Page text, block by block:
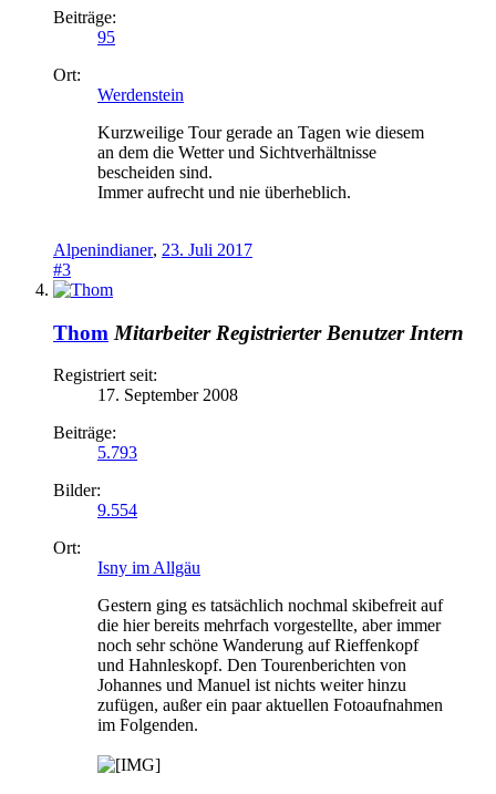
Beiträge:
95
Ort:
Werdenstein
Kurzweilige Tour gerade an Tagen wie diesem
an dem die Wetter und Sichtverhältnisse
bescheiden sind.
Immer aufrecht und nie überheblich.
Alpenindianer, 23. Juli 2017
#3
Thom Mitarbeiter Registrierter Benutzer Intern
Registriert seit:
17. September 2008
Beiträge:
5.793
Bilder:
9.554
Ort:
Isny im Allgäu
Gestern ging es tatsächlich nochmal skibefreit auf
die hier bereits mehrfach vorgestellte, aber immer
noch sehr schöne Wanderung auf Rieffenkopf
und Hahnleskopf. Den Tourenberichten von
Johannes und Manuel ist nichts weiter hinzu
zufügen, außer ein paar aktuellen Fotoaufnahmen
im Folgenden.